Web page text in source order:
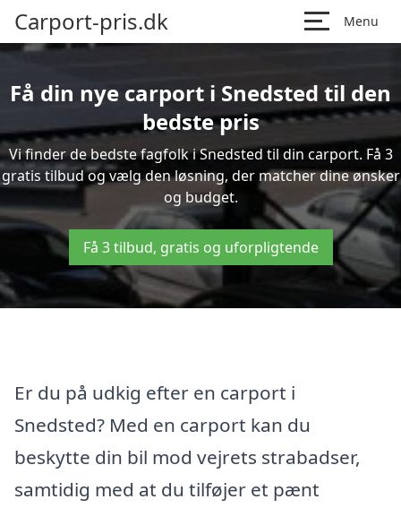
Carport-pris.dk Menu
Få din nye carport i Snedsted til den
bedste pris
Vi finder de bedste fagfolk i Snedsted til din carport. Få 3
gratis tilbud og vælg den løsning, der matcher dine ønsker
og budget.
Få 3 tilbud, gratis og uforpligtende
Er du på udkig efter en carport i
Snedsted? Med en carport kan du
beskytte din bil mod vejrets strabadser,
samtidig med at du tilføjer et pænt